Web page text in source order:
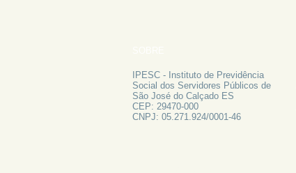
IPESC - Instituto de Previdência
Social dos Servidores Públicos de
São José do Calçado ES
CEP: 29470-000
CNPJ: 05.271.924/0001-46